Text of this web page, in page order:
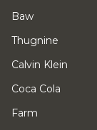
Baw
Thugnine
Calvin Klein
Coca Cola
Farm